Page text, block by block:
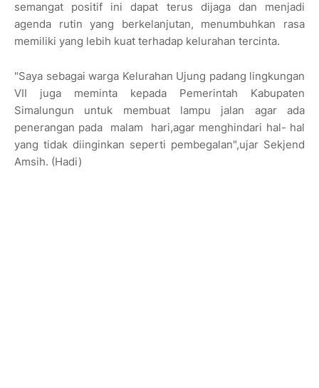
semangat positif ini dapat terus dijaga dan menjadi
agenda rutin yang berkelanjutan, menumbuhkan rasa
memiliki yang lebih kuat terhadap kelurahan tercinta.
"Saya sebagai warga Kelurahan Ujung padang lingkungan
VII juga meminta kepada Pemerintah Kabupaten
Simalungun untuk membuat lampu jalan agar ada
penerangan pada malam hari,agar menghindari hal- hal
yang tidak diinginkan seperti pembegalan",ujar Sekjend
Amsih. (Hadi)